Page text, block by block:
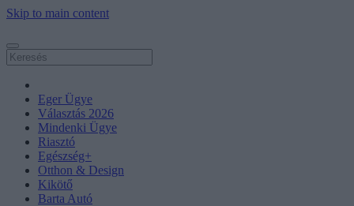
Skip to main content
Eger Ügye
Választás 2026
Mindenki Ügye
Riasztó
Egészség+
Otthon & Design
Kikötő
Barta Autó